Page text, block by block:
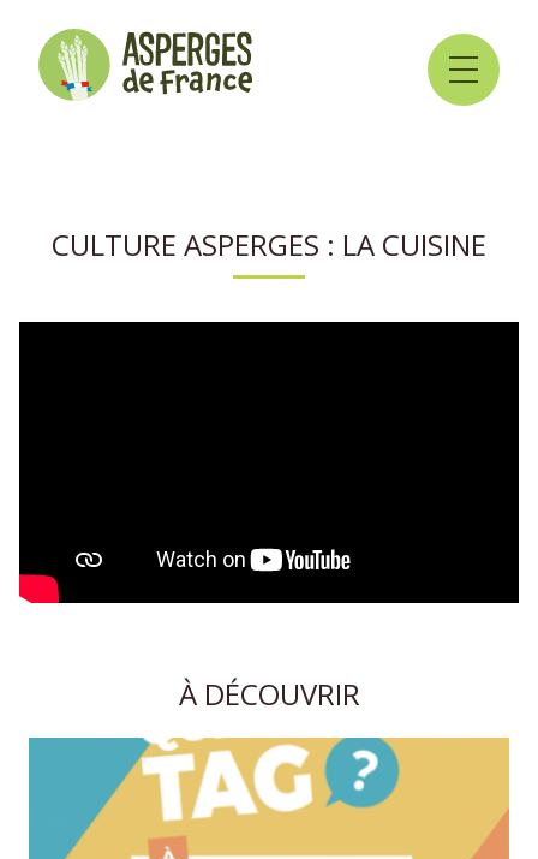
CULTURE ASPERGES : LA CUISINE
À DÉCOUVRIR